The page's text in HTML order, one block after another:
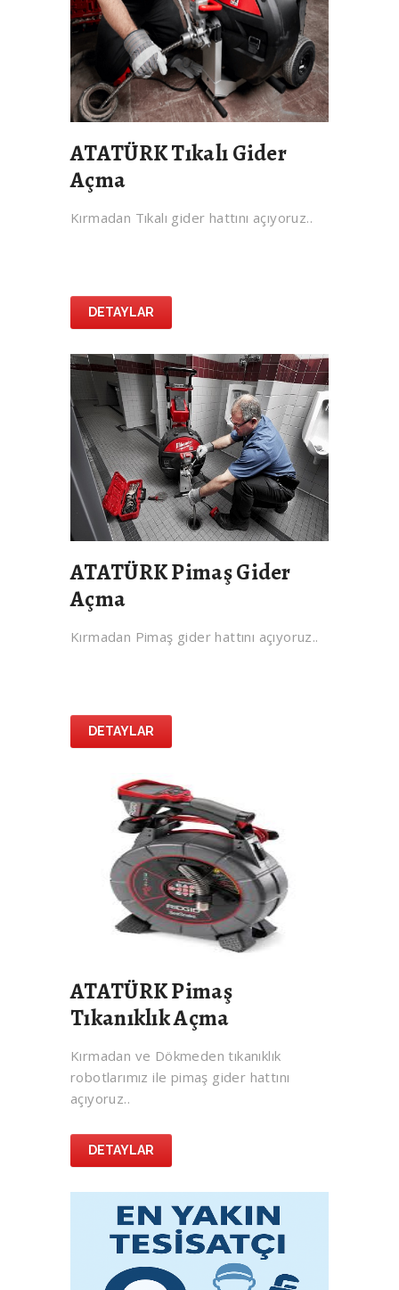
ATATÜRK Tıkalı Gider
Açma
Kırmadan Tıkalı gider hattını açıyoruz..
DETAYLAR
ATATÜRK Pimaş Gider
Açma
Kırmadan Pimaş gider hattını açıyoruz..
DETAYLAR
ATATÜRK Pimaş
Tıkanıklık Açma
Kırmadan ve Dökmeden tıkanıklık
robotlarımız ile pimaş gider hattını
açıyoruz..
DETAYLAR